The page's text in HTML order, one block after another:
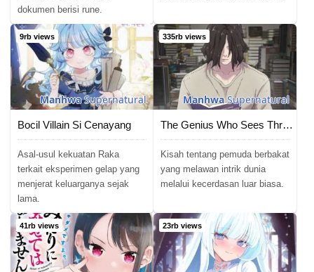
dokumen berisi rune.
9rb views
ManhwaSupernatural
Bocil Villain Si Cenayang
Asal-usul kekuatan Raka
terkait eksperimen gelap yang
menjerat keluarganya sejak
lama.
335rb views
ManhwaSupernatural
The Genius Who Sees Through the World
Kisah tentang pemuda berbakat
yang melawan intrik dunia
melalui kecerdasan luar biasa.
41rb views 23rb views